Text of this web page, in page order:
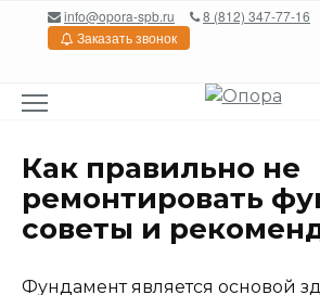
Перейтиinfo@opora-spb.ru
8 (812) 347-77-16
Заказать звонок
Как правильно не
ремонтировать
советы и
Фундамент является основой